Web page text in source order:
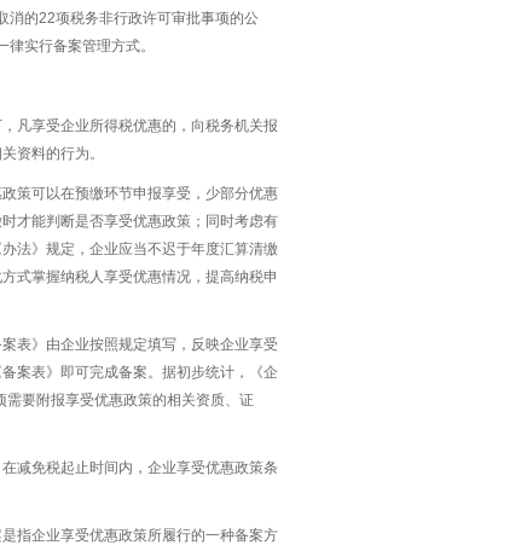
消的22项税务非行政许可审批事项的公
实行备案管理方式。
凡享受企业所得税优惠的，向税务机关报
资料的行为。
策可以在预缴环节申报享受，少部分优惠
才能判断是否享受优惠政策；同时考虑有
法》规定，企业应当不迟于年度汇算清缴
式掌握纳税人享受优惠情况，提高纳税申
表》由企业按照规定填写，反映企业享受
案表》即可完成备案。据初步统计，《企
要附报享受优惠政策的相关资质、证
减免税起止时间内，企业享受优惠政策条
指企业享受优惠政策所履行的一种备案方